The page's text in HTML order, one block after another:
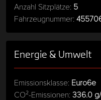
Anzahl Sitzplätze: 5
Fahrzeugnummer:
Energie & Umwelt
Emissionsklasse: Euro6e
CO²-Emissionen: 336.0